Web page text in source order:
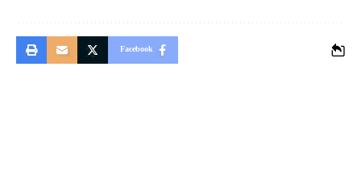
Facebook